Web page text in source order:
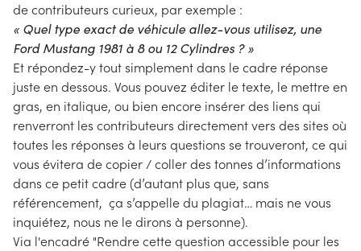
de contributeurs curieux, par exemple :
« Quel type exact de véhicule allez-vous utilisez, une
Ford Mustang 1981 à 8 ou 12 Cylindres ? »
Et répondez-y tout simplement dans le cadre réponse
juste en dessous. Vous pouvez éditer le texte, le mettre en
gras, en italique, ou bien encore insérer des liens qui
renverront les contributeurs directement vers des sites où
toutes les réponses à leurs questions se trouveront, ce qui
vous évitera de copier / coller des tonnes d’informations
dans ce petit cadre (d’autant plus que, sans
référencement, ça s’appelle du plagiat… mais ne vous
inquiétez, nous ne le dirons à personne).
Via l'encadré "Rendre cette question accessible pour les